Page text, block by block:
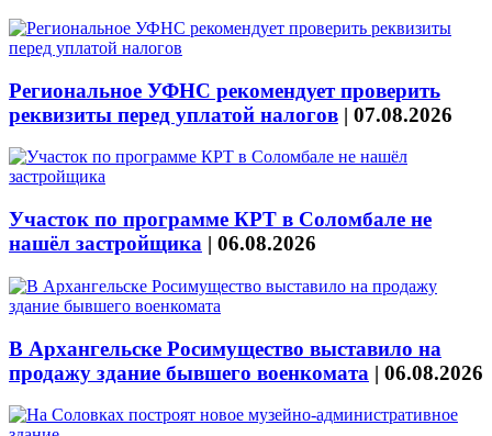
Региональное УФНС рекомендует проверить
реквизиты перед уплатой налогов | 07.08.2026
Участок по программе КРТ в Соломбале не
нашёл застройщика | 06.08.2026
В Архангельске Росимущество выставило на
продажу здание бывшего военкомата | 06.08.2026